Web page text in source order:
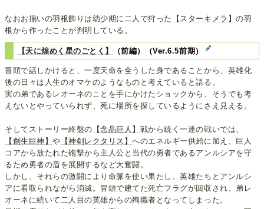
なおお揃いの羽根飾りは幼少期に二人で狩った 【スターキメラ】の羽
根から作ったことが判明している。
【天に煌めく星のごとく】 （前編）（Ver.6.5前期）
冒頭で話しかけると、一度天命を全うした身であることから、英雄化
後の日々は人生のオマケのようなものと考えていると語る。
実の弟であるレオーネのことを手にかけたショックから、そうでも考
えないとやっていられず、死に場所を探しているようにさえ見える。
そしてストーリー終盤の 【念晶巨人】 戦から続く一連の戦いでは、
【創生巨神】や 【神剣レクタリス】へのエネルギー供給に加え、巨人
コアから放たれた砲撃から主人公と当代の勇者であるアンルシアを守
るため勇者の盾を展開するなど大奮闘。
しかし、それらの激闘により命脈を使い果たし、英雄たちとアンルシ
アに看取られながら消滅。冒頭で建てた死亡フラグが回収され、弟レ
オーネに続いて二人目の英雄からの殉職者となってしまった。